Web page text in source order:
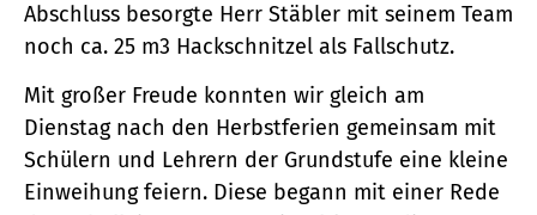
Abschluss besorgte Herr Stäbler mit seinem Team
noch ca. 25 m3 Hackschnitzel als Fallschutz.
Mit großer Freude konnten wir gleich am
Dienstag nach den Herbstferien gemeinsam mit
Schülern und Lehrern der Grundstufe eine kleine
Einweihung feiern. Diese begann mit einer Rede